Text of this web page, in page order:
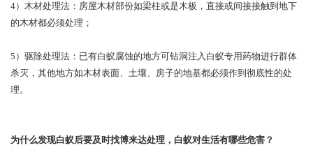
4）木材处理法：房屋木材部份如梁柱或是木板，直接或间接接触到地下
的木材都必须处理；
5）驱除处理法：已有白蚁腐蚀的地方可钻洞注入白蚁专用药物进行群体
杀灭，其他地方如木材表面、土壤、房子的地基都必须作到彻底性的处
理。
为什么发现白蚁后要及时找博来达处理，白蚁对生活有哪些危害？